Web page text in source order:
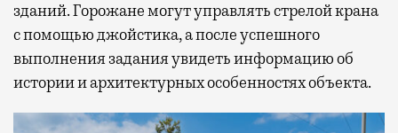
зданий. Горожане могут управлять стрелой крана
с помощью джойстика, а после успешного
выполнения задания увидеть информацию об
истории и архитектурных особенностях объекта.